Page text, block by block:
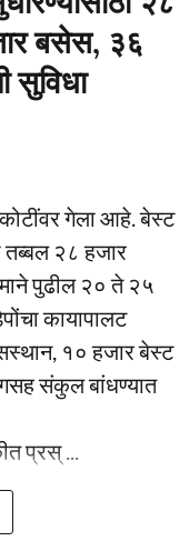
बसेस, ३६
सुविधा
गेला आहे. बेस्ट
तब्बल २८ हजार
पुढील २० ते २५
कायापालट
१० हजार बेस्ट
संकुल बांधण्यात
प्रस् ...